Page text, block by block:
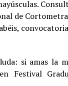
de
si amas la
Festival